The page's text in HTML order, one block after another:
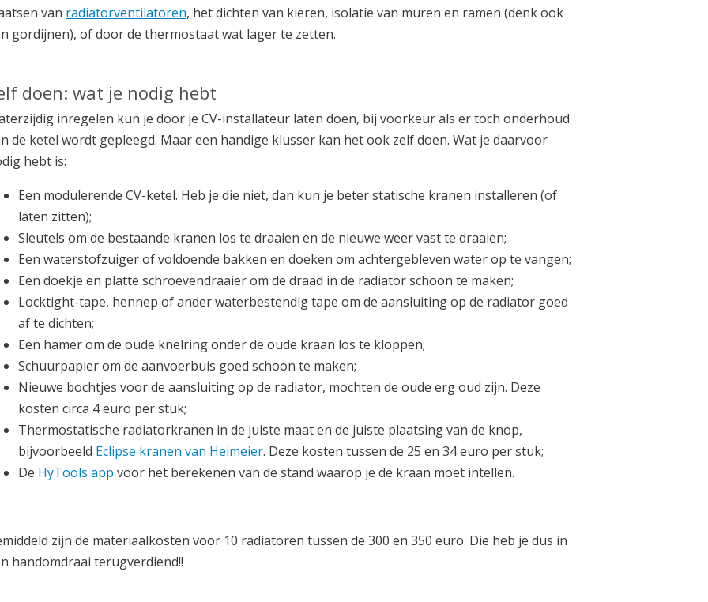
van radiatorventilatoren, het dichten van kieren, isolatie van muren en ramen (denk ook
gordijnen), of door de thermostaat wat lager te zetten.
doen: wat je nodig hebt
inregelen kun je door je CV-installateur laten doen, bij voorkeur als er toch onderhoud
de ketel wordt gepleegd. Maar een handige klusser kan het ook zelf doen. Wat je daarvoor
hebt is:
Een modulerende CV-ketel. Heb je die niet, dan kun je beter statische kranen installeren (of
laten zitten);
Sleutels om de bestaande kranen los te draaien en de nieuwe weer vast te draaien;
Een waterstofzuiger of voldoende bakken en doeken om achtergebleven water op te vangen;
Een doekje en platte schroevendraaier om de draad in de radiator schoon te maken;
Locktight-tape, hennep of ander waterbestendig tape om de aansluiting op de radiator goed
af te dichten;
Een hamer om de oude knelring onder de oude kraan los te kloppen;
Schuurpapier om de aanvoerbuis goed schoon te maken;
Nieuwe bochtjes voor de aansluiting op de radiator, mochten de oude erg oud zijn. Deze
kosten circa 4 euro per stuk;
Thermostatische radiatorkranen in de juiste maat en de juiste plaatsing van de knop,
bijvoorbeeld Eclipse kranen van Heimeier. Deze kosten tussen de 25 en 34 euro per stuk;
De HyTools app voor het berekenen van de stand waarop je de kraan moet intellen.
zijn de materiaalkosten voor 10 radiatoren tussen de 300 en 350 euro. Die heb je dus in
handomdraai terugverdiend!!